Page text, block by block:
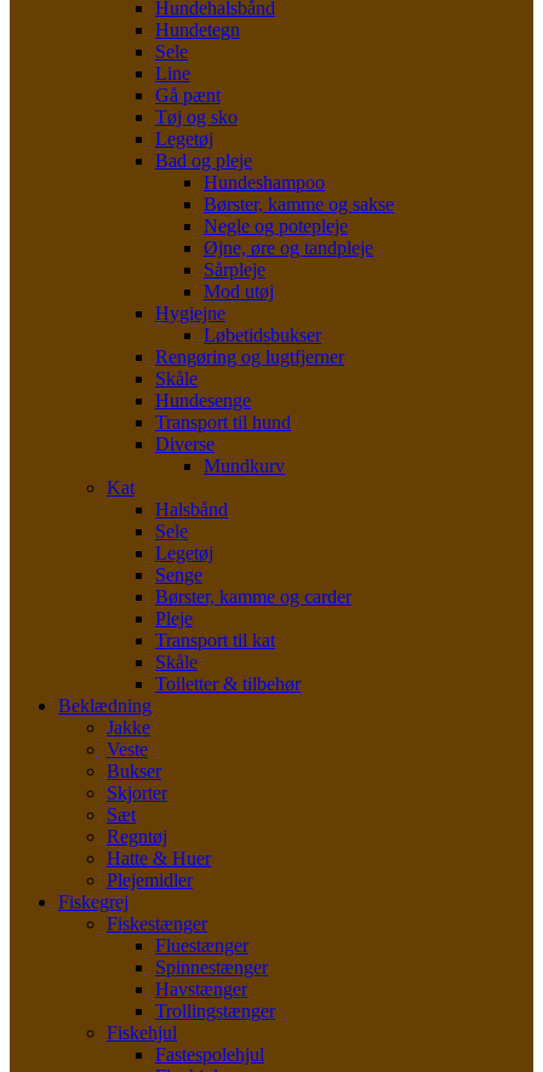
Hundehalsbånd
Hundetegn
Sele
Line
Gå pænt
Tøj og sko
Legetøj
Bad og pleje
Hundeshampoo
Børster, kamme og sakse
Negle og potepleje
Øjne, øre og tandpleje
Sårpleje
Mod utøj
Hygiejne
Løbetidsbukser
Rengøring og lugtfjerner
Skåle
Hundesenge
Transport til hund
Diverse
Mundkurv
Kat
Halsbånd
Sele
Legetøj
Senge
Børster, kamme og carder
Pleje
Transport til kat
Skåle
Toiletter & tilbehør
Beklædning
Jakke
Veste
Bukser
Skjorter
Sæt
Regntøj
Hatte & Huer
Plejemidler
Fiskegrej
Fiskestænger
Fluestænger
Spinnestænger
Havstænger
Trollingstænger
Fiskehjul
Fastespolehjul